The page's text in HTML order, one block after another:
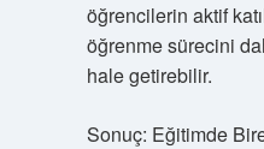
öğrencilerin aktif
öğrenme sürecini
hale getirebilir.
Sonuç: Eğitimde